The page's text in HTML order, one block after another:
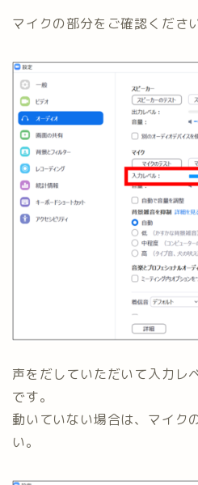
マイクの部分をご確認ください
声をだしていただいて入力レ
です。
動いていない場合は、マイク
い。